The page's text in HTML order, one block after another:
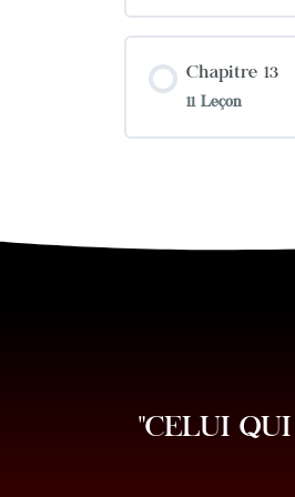
Chapitre 13
11 Leçon
"CELUI